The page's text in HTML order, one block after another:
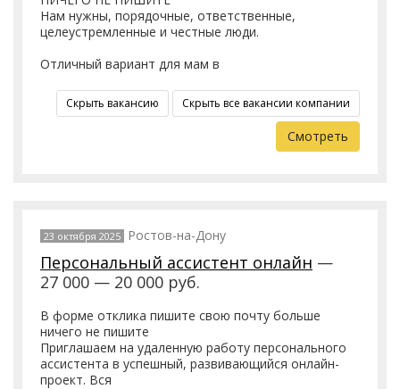
Нам нужны, порядочные, ответственные,
целеустремленные и честные люди.
Отличный вариант для мам в
Скрыть вакансию Скрыть все вакансии компании
Смотреть
23 октября 2025 Ростов-на-Дону
Персональный ассистент онлайн —
27 000 — 20 000 руб.
В форме отклика пишите свою почту больше
ничего не пишите
Приглашаем на удаленную работу персонального
ассистента в успешный, развивающийся онлайн-
проект. Вся